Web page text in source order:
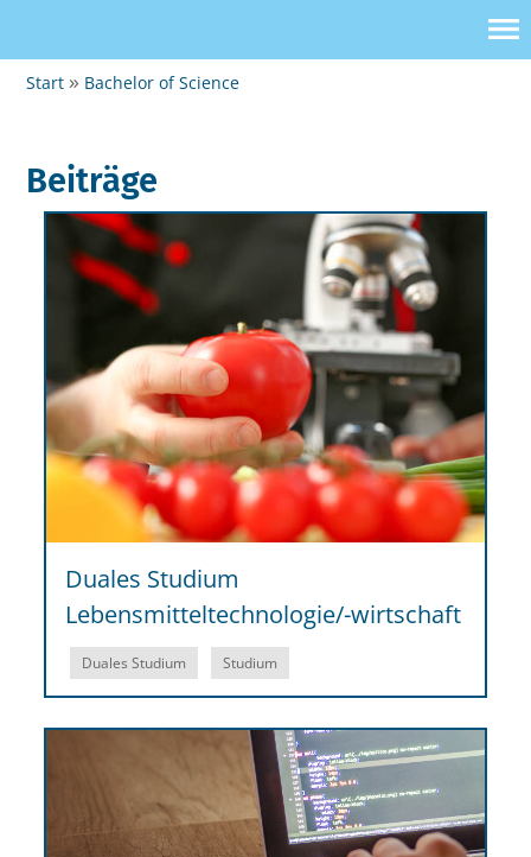
Start Bachelor of Science
Duales Studium
Lebensmitteltechnologie/-wirtschaft
Duales Studium Studium